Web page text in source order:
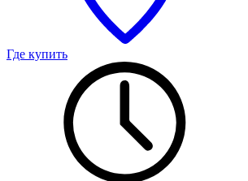
Где купить